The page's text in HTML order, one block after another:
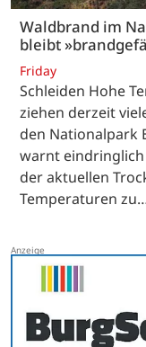
Waldbrand im
bleibt
Friday
Schleiden Hohe
ziehen derzeit
den Nationalpark
warnt
der aktuellen
Temperaturen